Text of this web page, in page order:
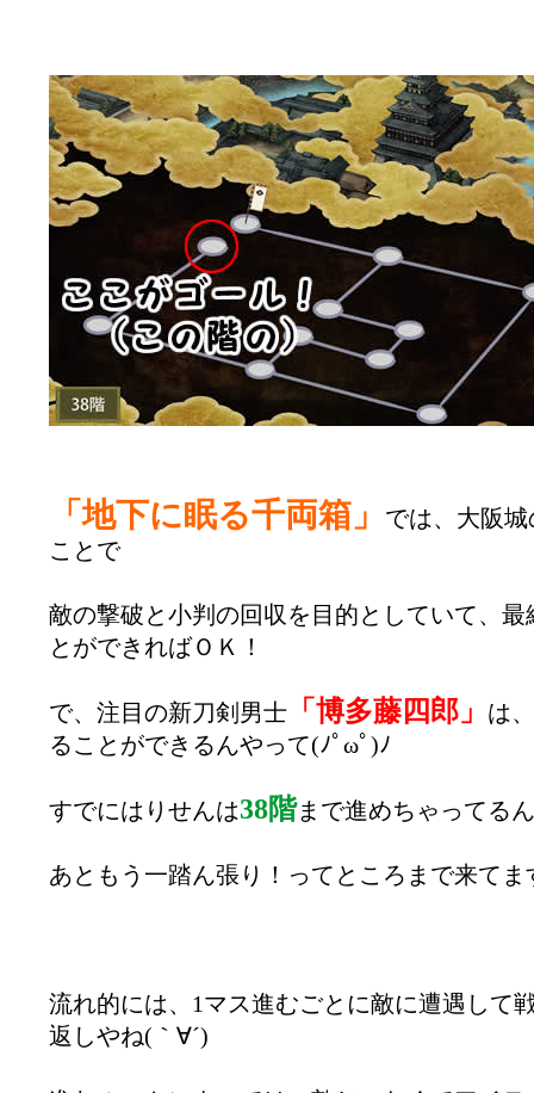
「地下に眠る千両箱」
では、大阪
ことで
敵の撃破と小判の回収を目的としていて、
とができればＯＫ！
で、注目の新刀剣男士 「博多藤四郎」
は
ることができるんやって(ﾉﾟωﾟ)ﾉ
すでにはりせんは38階まで進めちゃってる
あともう一踏ん張り！ってところまで来てま
流れ的には、1マス進むごとに敵に遭遇して
返しやね(｀∀´)